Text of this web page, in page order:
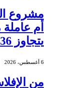
مشروع
أم
يتجاوز 236 ألف دولار؟
6 أغسطس، 2026
من